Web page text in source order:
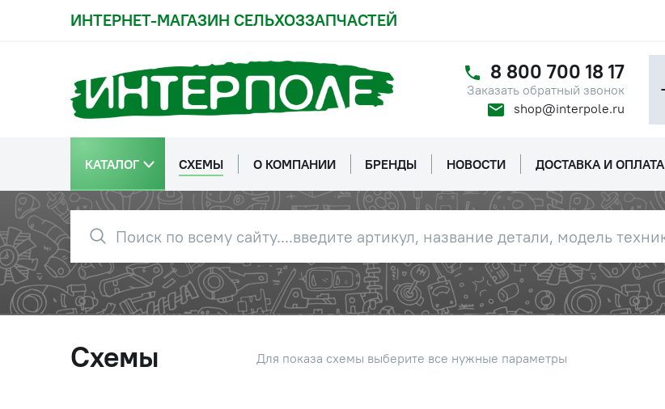
ИНТЕРНЕТ-МАГАЗИН СЕЛЬХОЗЗАПЧАСТЕЙ
8 800 700 18 17
Заказать обратный звонок
shop@interpole.ru
КАТАЛОГ СХЕМЫ О КОМПАНИИ БРЕНДЫ НОВОСТИ ДОСТАВКА И ОПЛАТА
Схемы Для показа схемы выберите все нужные параметры